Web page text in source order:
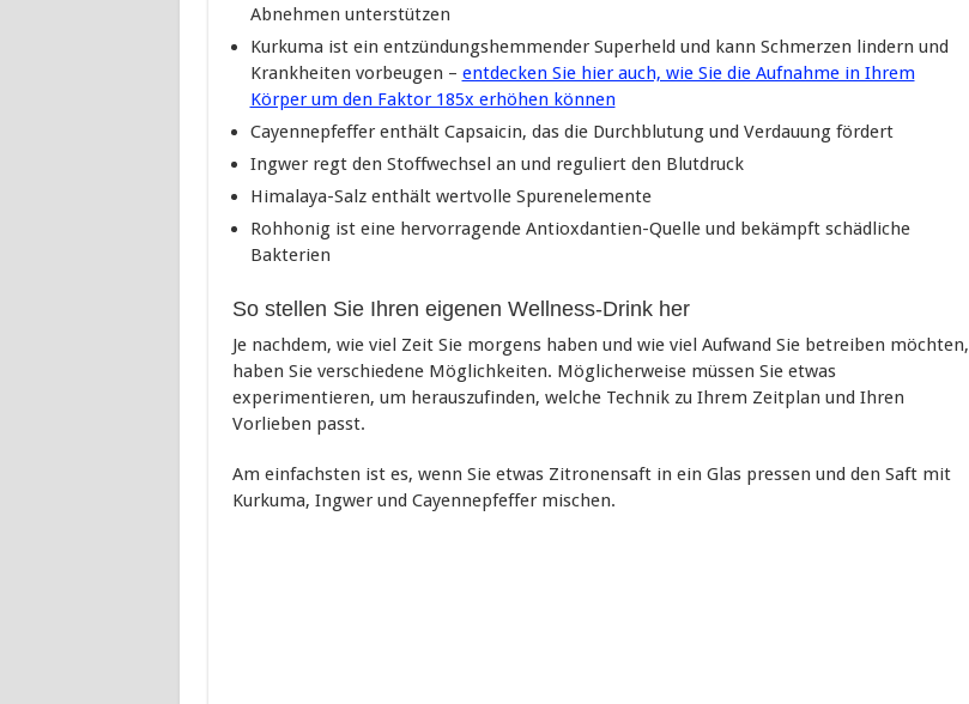
Abnehmen unterstützen
Kurkuma ist ein entzündungshemmender Superheld und kann Schmerzen lindern und
Krankheiten vorbeugen – entdecken Sie hier auch, wie Sie die Aufnahme in Ihrem
Körper um den Faktor 185x erhöhen können
Cayennepfeffer enthält Capsaicin, das die Durchblutung und Verdauung fördert
Ingwer regt den Stoffwechsel an und reguliert den Blutdruck
Himalaya-Salz enthält wertvolle Spurenelemente
Rohhonig ist eine hervorragende Antioxdantien-Quelle und bekämpft schädliche
Bakterien
So stellen Sie Ihren eigenen Wellness-Drink her
Je nachdem, wie viel Zeit Sie morgens haben und wie viel Aufwand Sie betreiben möchten,
haben Sie verschiedene Möglichkeiten. Möglicherweise müssen Sie etwas
experimentieren, um herauszufinden, welche Technik zu Ihrem Zeitplan und Ihren
Vorlieben passt.
Am einfachsten ist es, wenn Sie etwas Zitronensaft in ein Glas pressen und den Saft mit
Kurkuma, Ingwer und Cayennepfeffer mischen.